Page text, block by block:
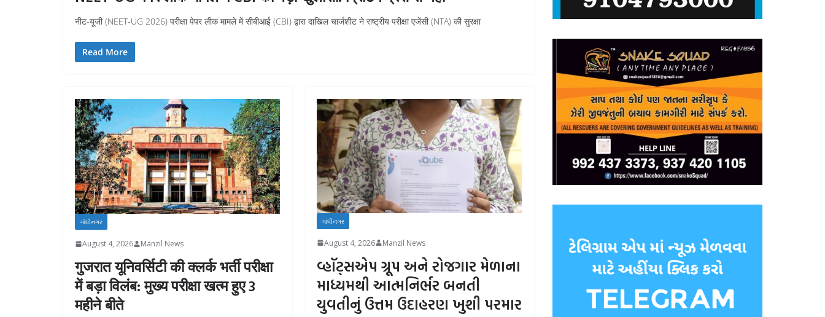
नीट-यूजी (NEET-UG 2026) परीक्षा पेपर लीक मामले में सीबीआई (CBI) द्वारा दाखिल चार्जशीट ने राष्ट्रीय परीक्षा एजेंसी (NTA) की सुरक्षा
Read More
ગાંધીનગર
August 4, 2026 Manzil News
गुजरात यूनिवर्सिटी की क्लर्क भर्ती परीक्षा
में बड़ा विलंब: मुख्य परीक्षा खत्म हुए 3
महीने बीते
ગાંધીનગર
August 4, 2026 Manzil News
વ્હૉટ્સએપ ગ્રૂપ અને રોજગાર મેળાના
માધ્યમથી આત્મનિર્ભર બનતી
યુવતીનું ઉત્તમ ઉદાહરણ ખુશી પરમાર